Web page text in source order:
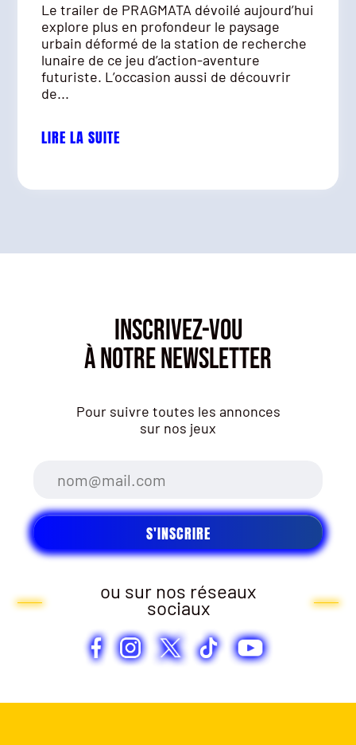
Le trailer de PRAGMATA dévoilé aujourd’hui
explore plus en profondeur le paysage
urbain déformé de la station de recherche
lunaire de ce jeu d’action-aventure
futuriste. L’occasion aussi de découvrir
de...
LIRE LA SUITE
INSCRIVEZ-VOU
À NOTRE NEWSLETTER
Pour suivre toutes les annonces
sur nos jeux
ou sur nos réseaux
sociaux